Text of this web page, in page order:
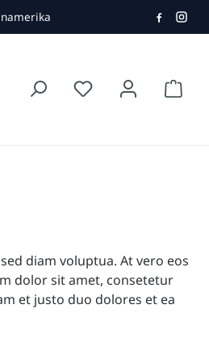
NON FOOD
das Dropdown der Kategorie
diam voluptua. At vero eos
dolor sit amet, consetetur
et justo duo dolores et ea